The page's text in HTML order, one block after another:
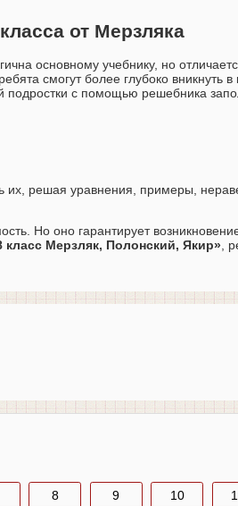
от Мерзляка
основному учебнику, но
смогут более глубоко вникнуть
подростки с помощью решебника
решая уравнения, примеры,
Но оно гарантирует
класс Мерзляк, Полонский, Якир» ,
8 9 10